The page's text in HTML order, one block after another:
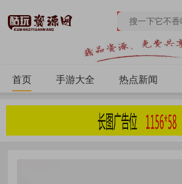
首页 手游大全 热点新闻